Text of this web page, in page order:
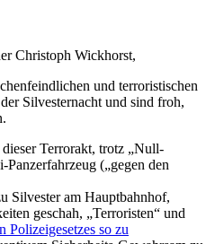
Christoph Wickhorst,
und terroristischen
Silvesternacht und sind froh,
Terrorakt, trotz „Null-
(„gegen den
Silvester am Hauptbahnhof,
geschah, „Terroristen“ und
Polizeigesetzes so zu